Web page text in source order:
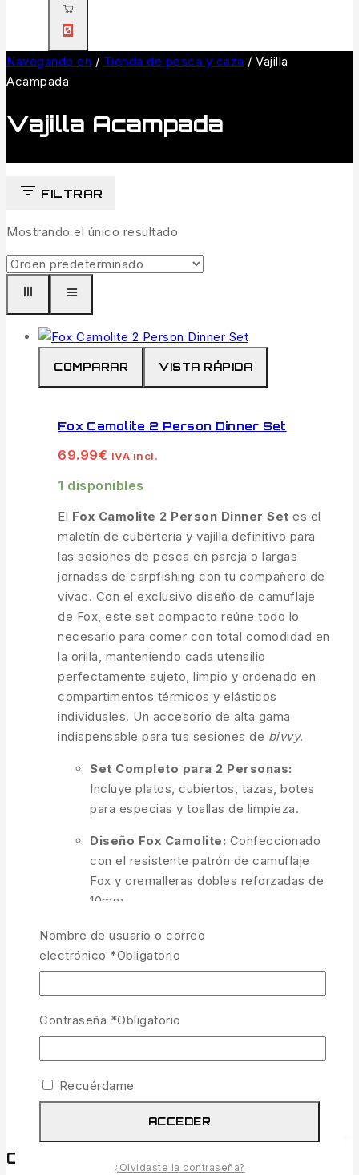
0
Navegando en / Tienda de pesca y caza / Vajilla
Acampada
Vajilla Acampada
FILTRAR
Mostrando el único resultado
COMPARAR VISTA RÁPIDA
Fox Camolite 2 Person Dinner Set
69.99€ IVA incl.
1 disponibles
El Fox Camolite 2 Person Dinner Set es el
maletín de cubertería y vajilla definitivo para
las sesiones de pesca en pareja o largas
jornadas de carpfishing con tu compañero de
vivac. Con el exclusivo diseño de camuflaje
de Fox, este set compacto reúne todo lo
necesario para comer con total comodidad en
la orilla, manteniendo cada utensilio
perfectamente sujeto, limpio y ordenado en
compartimentos térmicos y elásticos
individuales. Un accesorio de alta gama
indispensable para tus sesiones de bivvy.
Set Completo para 2 Personas:
Incluye platos, cubiertos, tazas, botes
para especias y toallas de limpieza.
Diseño Fox Camolite: Confeccionado
con el resistente patrón de camuflaje
Fox y cremalleras dobles reforzadas de
10mm.
Organización de Alta Resistencia:
Compartimentos moldeados con gomas
elásticas para que nada se mueva ni
golpee en el transporte.
Fácil de Limpiar:
repelente al agua y al barro.g
AÑADIR AL CARRITO
Comprar por categorías
Nombre de usuario o correo
electrónico *Obligatorio
Contraseña *Obligatorio
Recuérdame
ACCEDER
¿Olvidaste la contraseña?